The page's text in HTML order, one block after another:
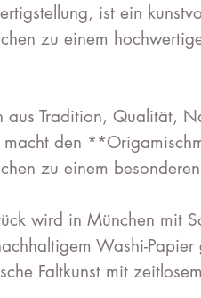
ist ein
zu einem
aus Tradition, Qualität,
macht den
zu einem
wird in München mit
Washi-Papier
Faltkunst mit